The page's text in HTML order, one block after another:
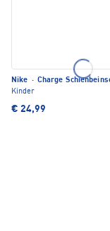
Nike · Charge
Kinder
€ 24,99